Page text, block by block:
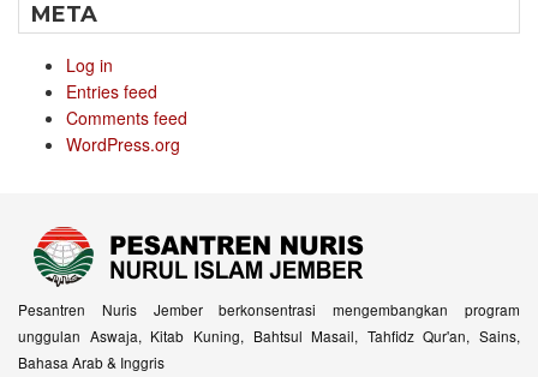
META
Log in
Entries feed
Comments feed
WordPress.org
Pesantren Nuris Jember berkonsentrasi mengembangkan program
unggulan Aswaja, Kitab Kuning, Bahtsul Masail, Tahfidz Qur'an, Sains,
Bahasa Arab & Inggris